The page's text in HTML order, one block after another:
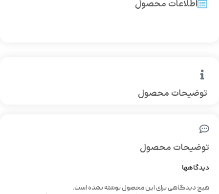
توضیحات محصول
اطلاعات محصول
توضیحات محصول
دیدگاهها
هیچ دیدگاهی برای این محصول نوشته نشده است.